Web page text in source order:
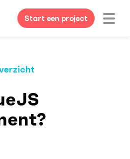
Start een project